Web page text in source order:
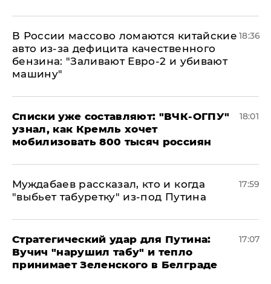
В России массово ломаются китайские
авто из-за дефицита качественного
бензина: "Заливают Евро-2 и убивают
машину"
18:36
Списки уже составляют: "ВЧК-ОГПУ"
узнал, как Кремль хочет
мобилизовать 800 тысяч россиян
18:01
Муждабаев рассказал, кто и когда
"выбьет табуретку" из-под Путина
17:59
Стратегический удар для Путина:
Вучич "нарушил табу" и тепло
принимает Зеленского в Белграде
17:07